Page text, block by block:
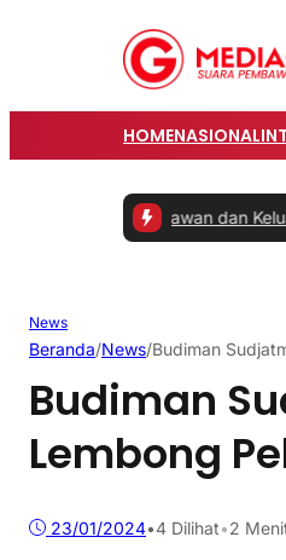
HOMENASIONAL
Karyawan dan Keluarga
News
Beranda/News/Budiman
Budiman
Lembong
23/01/2024•4 Dilihat•2